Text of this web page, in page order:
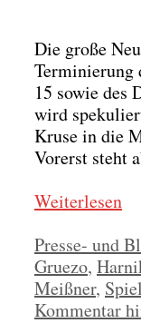
Die gro­ße
Ter­mi­nie­rung
15 sowie des
wird
Kru­se in die
Vor­erst steht
Wei­ter­le­sen
Kategorien
Presse- und
Gruezo,
Meißner,
Kommentar